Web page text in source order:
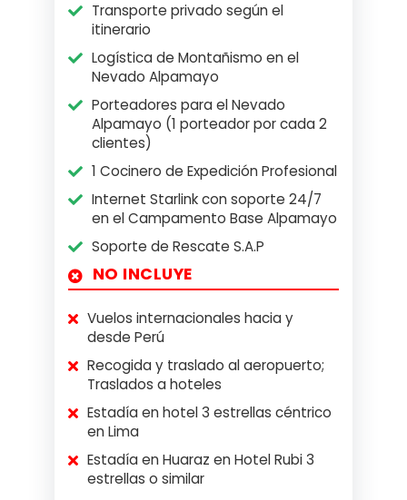
Transporte privado según el
itinerario
Logística de Montañismo en el
Nevado Alpamayo
Porteadores para el Nevado
Alpamayo (1 porteador por cada 2
clientes)
1 Cocinero de Expedición Profesional
Internet Starlink con soporte 24/7
en el Campamento Base Alpamayo
Soporte de Rescate S.A.P
NO INCLUYE
Vuelos internacionales hacia y
desde Perú
Recogida y traslado al aeropuerto;
Traslados a hoteles
Estadía en hotel 3 estrellas céntrico
en Lima
Estadía en Huaraz en Hotel Rubi 3
estrellas o similar